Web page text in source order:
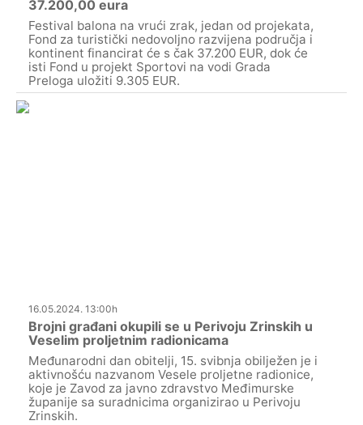
37.200,00 eura
Festival balona na vrući zrak, jedan od projekata,
Fond za turistički nedovoljno razvijena područja i
kontinent financirat će s čak 37.200 EUR, dok će
isti Fond u projekt Sportovi na vodi Grada
Preloga uložiti 9.305 EUR.
16.05.2024. 13:00h
Brojni građani okupili se u Perivoju Zrinskih u
Veselim proljetnim radionicama
Međunarodni dan obitelji, 15. svibnja obilježen je i
aktivnošću nazvanom Vesele proljetne radionice,
koje je Zavod za javno zdravstvo Međimurske
županije sa suradnicima organizirao u Perivoju
Zrinskih.